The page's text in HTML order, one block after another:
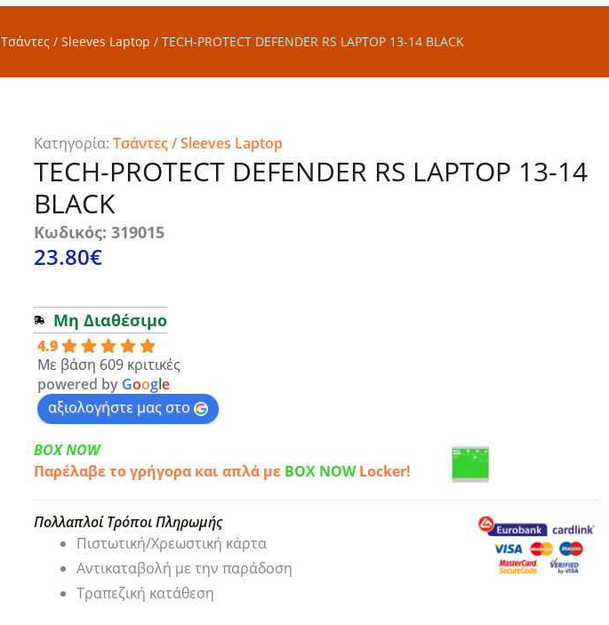
Τσάντες / Sleeves Laptop / TECH-PROTECT DEFENDER RS LAPTOP 13-14 BLACK
Κατηγορία: Τσάντες / Sleeves Laptop
TECH-PROTECT DEFENDER RS LAPTOP 13-14
BLACK
Κωδικός: 319015
23.80€
Μη Διαθέσιμο
4.9
Με βάση 609 κριτικές
powered by Google
αξιολογήστε μας στο
BOX NOW
Παρέλαβε το γρήγορα και απλά με BOX NOWLocker!
Πολλαπλοί Τρόποι Πληρωμής
Πιστωτική/Χρεωστική κάρτα
Αντικαταβολή με την παράδοση
Τραπεζική κατάθεση